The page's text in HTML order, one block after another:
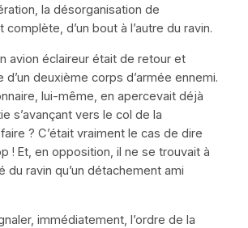
la désorganisation de
complète, d’un bout à l’autre du ravin.
avion éclaireur était de retour et
d’un deuxième corps d’armée ennemi.
lui-même, en apercevait déjà
s’avançant vers le col de la
? C’était vraiment le cas de dire
! Et, en opposition, il ne se trouvait à
du ravin qu’un détachement ami
immédiatement, l’ordre de la